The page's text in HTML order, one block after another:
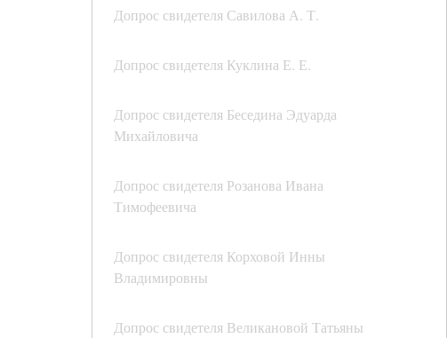
Допрос свидетеля Савилова А. Т.
Допрос свидетеля Куклина Е. Е.
Допрос свидетеля Беседина Эдуарда
Михайловича
Допрос свидетеля Розанова Ивана
Тимофеевича
Допрос свидетеля Корховой Инны
Владимировны
Допрос свидетеля Великановой Татьяны